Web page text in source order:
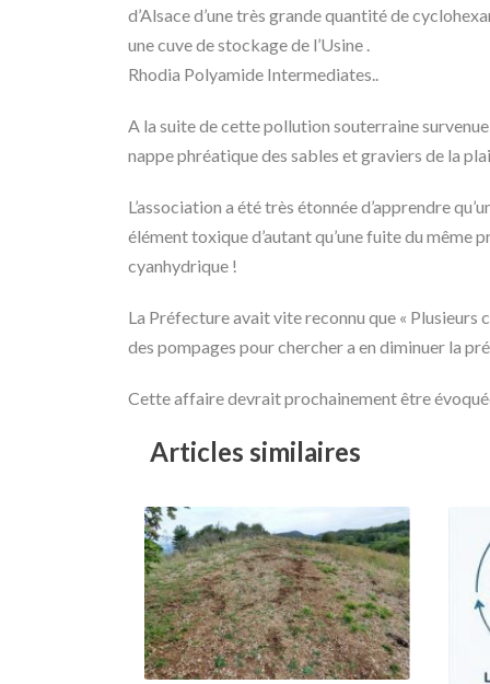
d’Alsace d’une très grande quantité de
une cuve de stockage de l’Usine .
Rhodia Polyamide Intermediates..
A la suite de cette pollution souterraine
nappe phréatique des sables et graviers de la
L’association a été très étonnée d’apprendre
élément toxique d’autant qu’une fuite du même
cyanhydrique !
La Préfecture avait vite reconnu que « Plusieurs
des pompages pour chercher a en diminuer la
Cette affaire devrait prochainement être
Articles similaires